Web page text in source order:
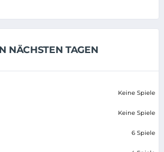
NÄCHSTEN TAGEN
Keine Spiele
Keine Spiele
6 Spiele